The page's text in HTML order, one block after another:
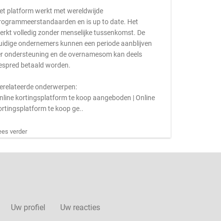
platform werkt met wereldwijde
en is up to date. Het
volledig zonder menselijke tussenkomst. De
ondernemers kunnen een periode aanblijven
ondersteuning en de overnamesom kan deels
betaald worden.
onderwerpen:
kortingsplatform te koop aangeboden | Online
te koop ge..
verder
Uw profiel Uw reacties